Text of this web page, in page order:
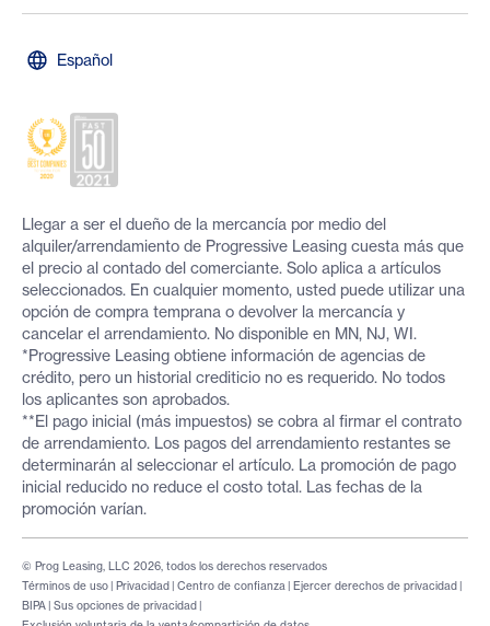
Español
Llegar a ser el dueño de la mercancía por medio del
alquiler/arrendamiento de Progressive Leasing cuesta más que
el precio al contado del comerciante. Solo aplica a artículos
seleccionados. En cualquier momento, usted puede utilizar una
opción de compra temprana o devolver la mercancía y
cancelar el arrendamiento. No disponible en MN, NJ, WI.
*Progressive Leasing obtiene información de agencias de
crédito, pero un historial crediticio no es requerido. No todos
los aplicantes son aprobados.
**El pago inicial (más impuestos) se cobra al firmar el contrato
de arrendamiento. Los pagos del arrendamiento restantes se
determinarán al seleccionar el artículo. La promoción de pago
inicial reducido no reduce el costo total. Las fechas de la
promoción varían.
Términos de uso | Privacidad | Centro de confianza | Ejercer derechos de privacidad |
BIPA | Sus opciones de privacidad |
© Prog Leasing, LLC 2026, todos los derechos reservados